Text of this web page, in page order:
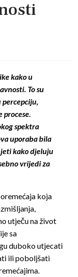
kako u
To su
percepciju,
procese.
spektra
uporaba bila
kako djeluju
vrijedi za
koja
utječu na život
sa
duboko utjecati
ili poboljšati